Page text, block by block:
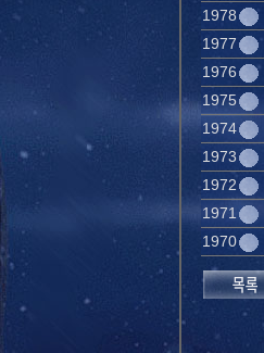
1978
1977
1976
1975
1974
1973
1972
1971
1970